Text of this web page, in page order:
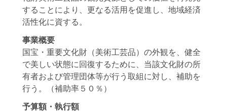
することにより、更なる活用を促進し、地域経済
活性化に資する。
事業概要
国宝・重要文化財（美術工芸品）の外観を、健全
で美しい状態に回復するために、当該文化財の所
有者および管理団体等が行う取組に対し、補助を
行う。（補助率５０％）
予算額・執行額